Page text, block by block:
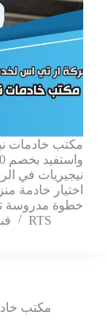
مكتب خادمات
نيجيريات في
اختيار خادمة
خطوة مدروسة
RTS
مكتب